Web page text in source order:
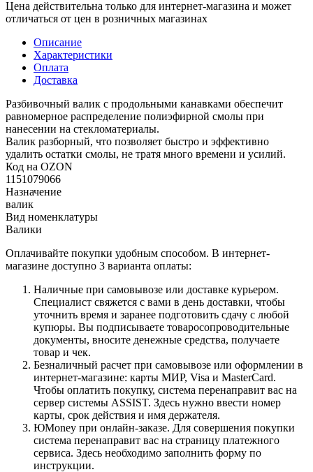
Цена действительна только для интернет-магазина и может
отличаться от цен в розничных магазинах
Описание
Характеристики
Оплата
Доставка
Разбивочный валик с продольными канавками обеспечит
равномерное распределение полиэфирной смолы при
нанесении на стекломатериалы.
Валик разборный, что позволяет быстро и эффективно
удалить остатки смолы, не тратя много времени и усилий.
Код на OZON
1151079066
Назначение
валик
Вид номенклатуры
Валики
Оплачивайте покупки удобным способом. В интернет-
магазине доступно 3 варианта оплаты:
Наличные при самовывозе или доставке курьером.
Специалист свяжется с вами в день доставки, чтобы
уточнить время и заранее подготовить сдачу с любой
купюры. Вы подписываете товаросопроводительные
документы, вносите денежные средства, получаете
товар и чек.
Безналичный расчет при самовывозе или оформлении в
интернет-магазине: карты МИР, Visa и MasterCard.
Чтобы оплатить покупку, система перенаправит вас на
сервер системы ASSIST. Здесь нужно ввести номер
карты, срок действия и имя держателя.
ЮMoney при онлайн-заказе. Для совершения покупки
система перенаправит вас на страницу платежного
сервиса. Здесь необходимо заполнить форму по
инструкции.